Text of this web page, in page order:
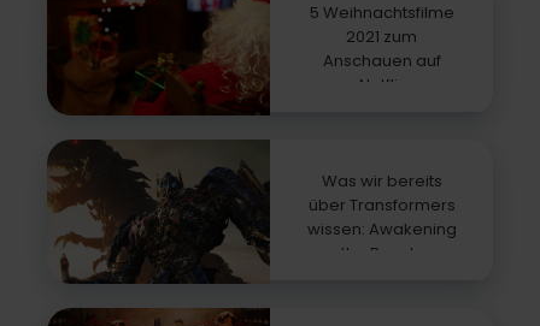
5 Weihnachtsfilme
2021 zum
Anschauen auf
Netflix
Was wir bereits
über Transformers
wissen: Awakening
the Beasts